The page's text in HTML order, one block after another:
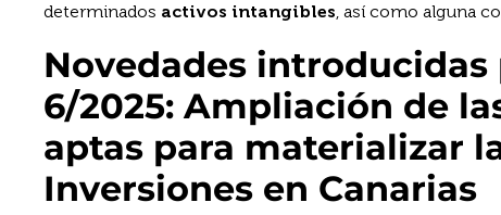
determinados activos intangibles, así como alguna
Novedades introducidas
6/2025: Ampliación de
aptas para materializar
Inversiones en Canarias